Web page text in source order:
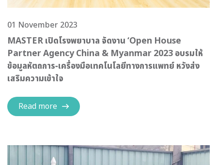
01 November 2023
MASTER เปิดโรงพยาบาล จัดงาน ‘Open House
Partner Agency China & Myanmar 2023 อบรมให้
ข้อมูลหัตถการ-เครื่องมือเทคโนโลยีทางการแพทย์ หวังส่ง
เสริมความเข้าใจ
Read more